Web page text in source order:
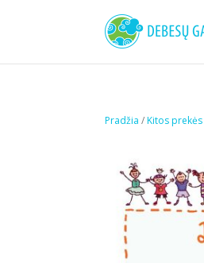
Pradžia /Kitos prekės